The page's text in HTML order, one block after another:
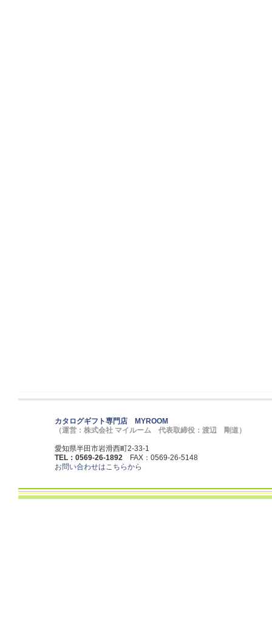
カタログギフト専門店 MYROOM
（運営：株式会社 マイルーム 代表取締役：渡辺 剛道）
愛知県半田市岩滑西町2-33-1
TEL：0569-26-1892 FAX：0569-26-5148
お問い合わせはこちらから